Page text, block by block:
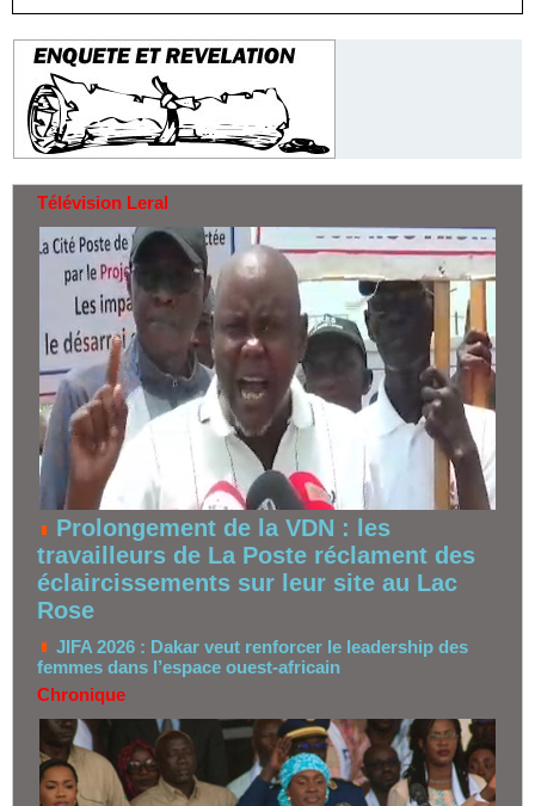
Télévision Leral
Prolongement de la VDN : les
travailleurs de La Poste réclament des
éclaircissements sur leur site au Lac
Rose
JIFA 2026 : Dakar veut renforcer le leadership des
femmes dans l’espace ouest-africain
Chronique